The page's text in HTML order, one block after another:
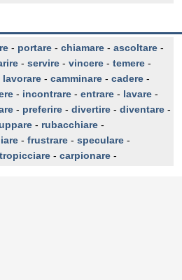
- portare - chiamare - ascoltare -
- servire - vincere - temere -
lavorare - camminare - cadere -
- incontrare - entrare - lavare -
- preferire - divertire - diventare -
- rubacchiare -
- frustrare - speculare -
- carpionare -